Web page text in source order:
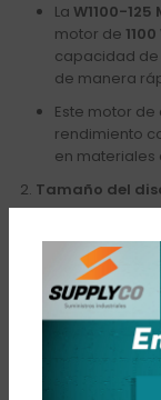
La W1100-125
motor de 1100
capacidad de
de manera
Este motor
rendimiento
en materiales
Tamaño del
lo que la
esmerilado
metálicas, de
El tamaño del
buena
sobre la